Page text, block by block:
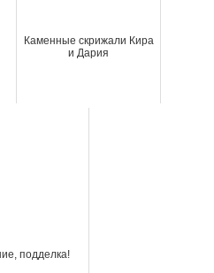
Каменные скрижали Кира
и Дария
подделка!